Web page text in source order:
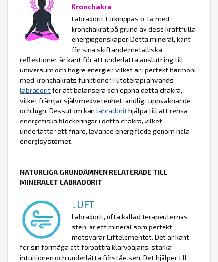
Kronchakra
Labradorit förknippas ofta med
kronchakrat på grund av dess kraftfulla
energiegenskaper. Detta mineral, känt
för sina skiftande metalliska
reflektioner, är känt för att underlätta anslutning till
universum och högre energier, vilket är i perfekt harmoni
med kronchakrats funktioner. I litoterapi används
labradoritför att balansera och öppna detta chakra,
vilket främjar självmedvetenhet, andligt uppvaknande
och lugn. Dessutom kan labradorithjälpa till att rensa
energetiska blockeringar i detta chakra, vilket
underlättar ett friare, levande energiflöde genom hela
energisystemet.
NATURLIGA GRUNDÄMNEN RELATERADE TILL
MINERALET LABRADORIT
LUFT
Labradorit, ofta kallad terapeuternas
sten, är ett mineral som perfekt
motsvarar luftelementet. Det är känt
för sin förmåga att förbättra klärvoajans, stärka
intuitionen och underlätta förståelsen. Det hjälper till